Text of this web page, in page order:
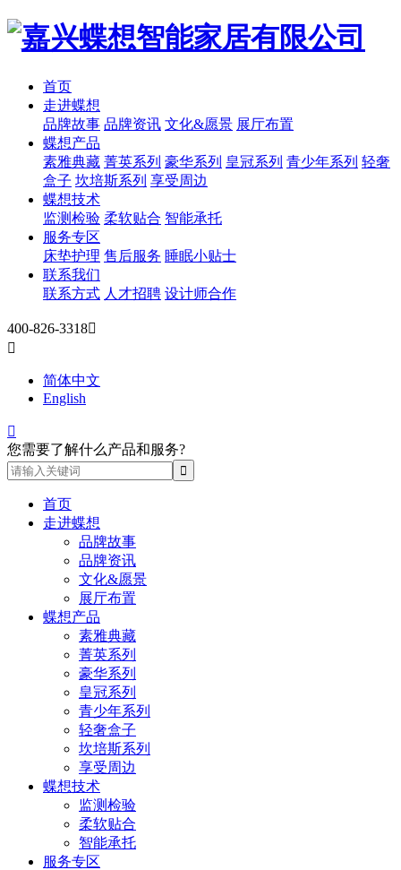
首页
走进蝶想
品牌故事 品牌资讯 文化&愿景 展厅布置
蝶想产品
素雅典藏 菁英系列 豪华系列 皇冠系列 青少年系列 轻奢
盒子 坎培斯系列 享受周边
蝶想技术
监测检验 柔软贴合 智能承托
服务专区
床垫护理 售后服务 睡眠小贴士
联系我们
联系方式 人才招聘 设计师合作
400-826-3318

简体中文
English

您需要了解什么产品和服务?
首页
走进蝶想
品牌故事
品牌资讯
文化&愿景
展厅布置
蝶想产品
素雅典藏
菁英系列
豪华系列
皇冠系列
青少年系列
轻奢盒子
坎培斯系列
享受周边
蝶想技术
监测检验
柔软贴合
智能承托
服务专区